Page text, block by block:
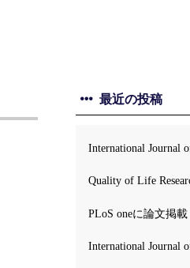
最近の投稿
PLoS oneに論文掲載